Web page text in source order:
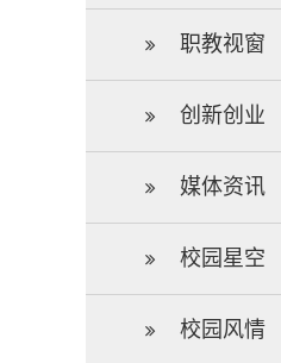
职教视窗
创新创业
媒体资讯
校园星空
校园风情